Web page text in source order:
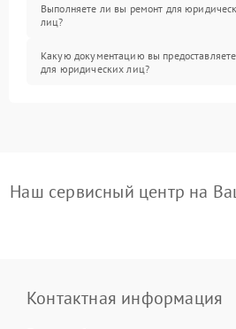
Выполняете ли вы ремонт для
лиц?
Какую документацию вы предоставляете
для юридических лиц?
Наш сервисный центр на
Контактная информация